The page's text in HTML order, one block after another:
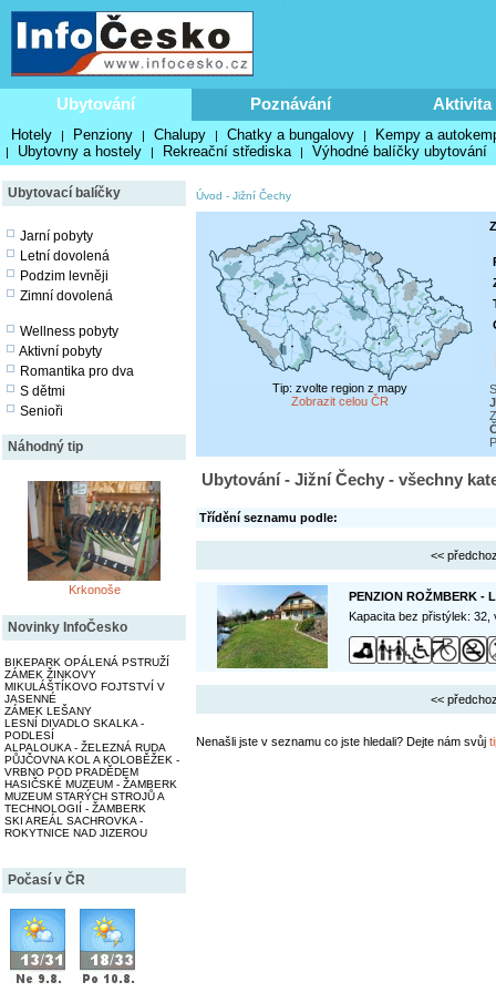
Ubytování Poznávání Aktivita
Hotely | Penziony | Chalupy | Chatky a bungalovy | Kempy a
| Ubytovny a hostely | Rekreační střediska | Výhodné balíčky ubytování
Ubytovací balíčky
Jarní pobyty
Letní dovolená
Podzim levněji
Zimní dovolená
Wellness pobyty
Aktivní pobyty
Romantika pro dva
S dětmi
Senioři
Náhodný tip
Krkonoše
Novinky InfoČesko
BIKEPARK OPÁLENÁ PSTRUŽÍ
ZÁMEK ŽINKOVY
MIKULÁŠTÍKOVO FOJTSTVÍ V
JASENNÉ
ZÁMEK LEŠANY
LESNÍ DIVADLO SKALKA -
PODLESÍ
ALPALOUKA - ŽELEZNÁ RUDA
PŮJČOVNA KOL A KOLOBĚŽEK -
VRBNO POD PRADĚDEM
HASIČSKÉ MUZEUM - ŽAMBERK
MUZEUM STARÝCH STROJŮ A
TECHNOLOGIÍ - ŽAMBERK
SKI AREÁL SACHROVKA -
ROKYTNICE NAD JIZEROU
Počasí v ČR
Úvod - Jižní Čechy
Tip: zvolte region z mapy
Zobrazit celou ČR
Ubytování - Jižní Čechy - všechny
Třídění seznamu podle:
<<
PENZION ROŽMBERK -
Kapacita bez přistýlek:
<<
Nenašli jste v seznamu co jste hledali? Dejte nám svůj